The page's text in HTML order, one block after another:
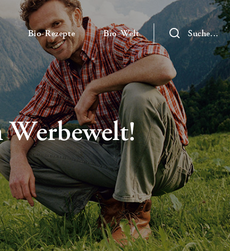
Untermenü ausklappen
Bio-Rezepte— Untermenü ausklappen
Bio-Welt— UntermenüSuche...